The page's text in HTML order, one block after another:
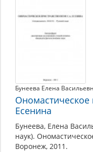
Бунеева Елена
Ономастическое
Есенина
Бунеева, Елена
наук).
Воронеж, 2011.